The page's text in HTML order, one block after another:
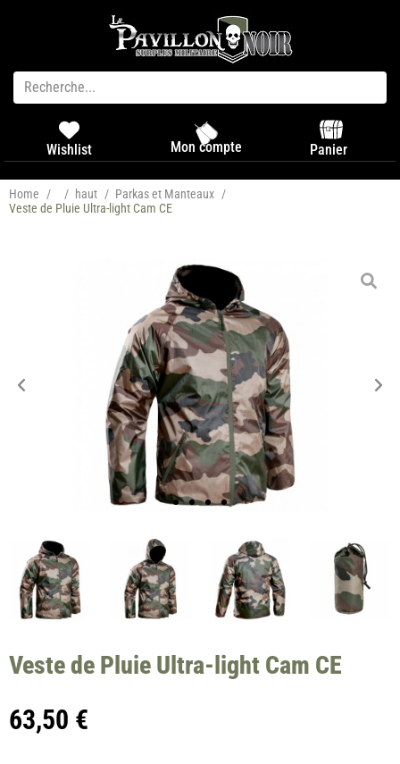
Wishlist Mon compte Panier
Home / / haut / Parkas et Manteaux /
Veste de Pluie Ultra-light Cam CE
Veste de Pluie Ultra-light Cam CE
63,50 €